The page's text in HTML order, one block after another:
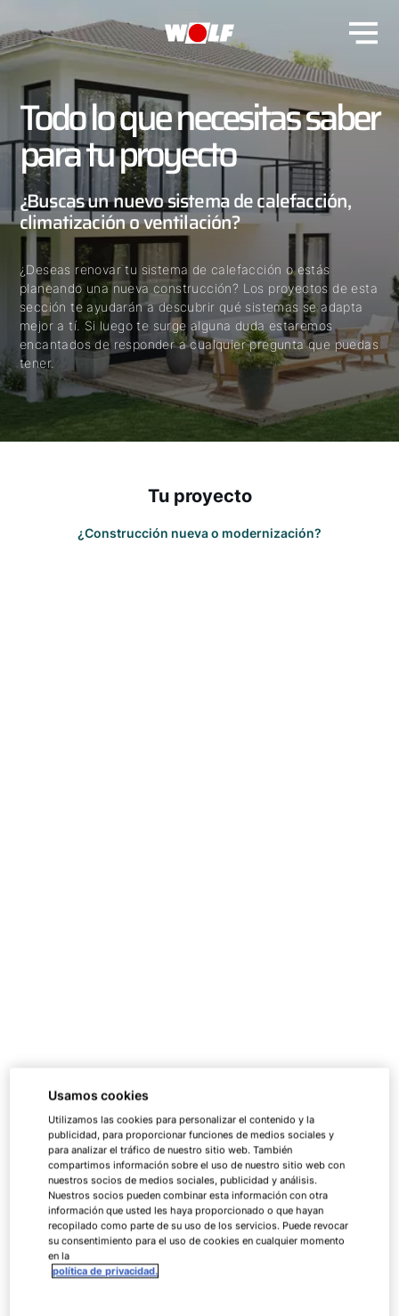
Todo lo que necesitas saber
para tu proyecto
¿Buscas un nuevo sistema de calefacción,
climatización o ventilación?
¿Deseas renovar tu sistema de calefacción o estás
planeando una nueva construcción? Los proyectos de esta
sección te ayudarán a descubrir qué sistemas se adapta
mejor a tí. Si luego te surge alguna duda estaremos
encantados de responder a cualquier pregunta que puedas
tener.
Tu proyecto
¿Construcción nueva o modernización?
Usamos cookies
Utilizamos las cookies para personalizar el contenido y la
publicidad, para proporcionar funciones de medios sociales y
para analizar el tráfico de nuestro sitio web. También
compartimos información sobre el uso de nuestro sitio web con
nuestros socios de medios sociales, publicidad y análisis.
Nuestros socios pueden combinar esta información con otra
información que usted les haya proporcionado o que hayan
recopilado como parte de su uso de los servicios. Puede revocar
su consentimiento para el uso de cookies en cualquier momento
en la
política de privacidad.